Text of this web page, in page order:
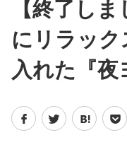
特集記事
DRESS部活
ライフスタイ
【終了し
にリラッ
入れた『